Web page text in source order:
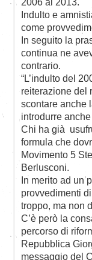
Indulto e
come
In seguito la
continua ne
contrario.
“L’indulto del
reiterazione del
scontare anche
introdurre
Chi ha già
formula che
Movimento 5
Berlusconi.
In merito ad un
provvedimenti
troppo, ma non
C’è però la
percorso di
Repubblica
messaggio del